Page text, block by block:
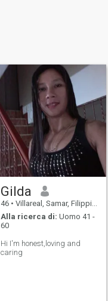
Gilda
46 • Villareal, Samar, Filippine
Alla ricerca di: Uomo 41 -
60
Hi I'm honest,loving and
caring